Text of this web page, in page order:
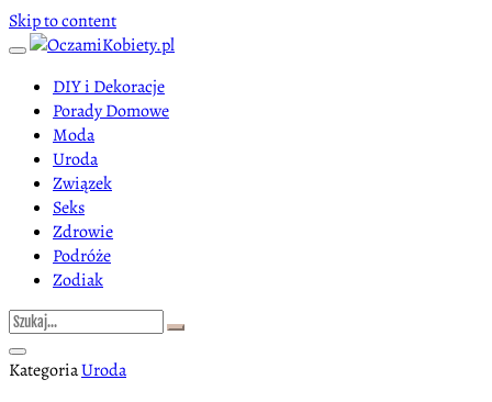
Skip to content
DIY i Dekoracje
Porady Domowe
Moda
Uroda
Związek
Seks
Zdrowie
Podróże
Zodiak
KategoriaUroda